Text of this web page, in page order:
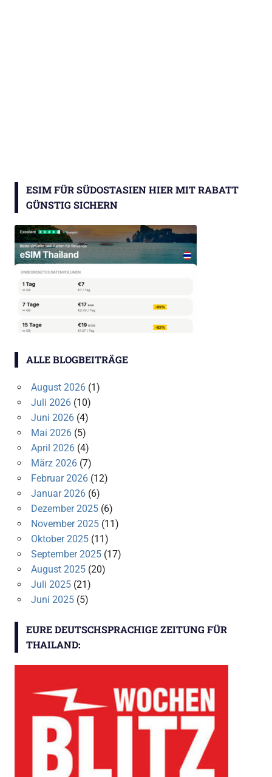
ESIM FÜR SÜDOSTASIEN HIER MIT RABATT
GÜNSTIG SICHERN
ALLE BLOGBEITRÄGE
August 2026(1)
Juli 2026(10)
Juni 2026(4)
Mai 2026(5)
April 2026(4)
März 2026(7)
Februar 2026(12)
Januar 2026(6)
Dezember 2025(6)
November 2025(11)
Oktober 2025(11)
September 2025(17)
August 2025(20)
Juli 2025(21)
Juni 2025(5)
EURE DEUTSCHSPRACHIGE ZEITUNG FÜR
THAILAND: